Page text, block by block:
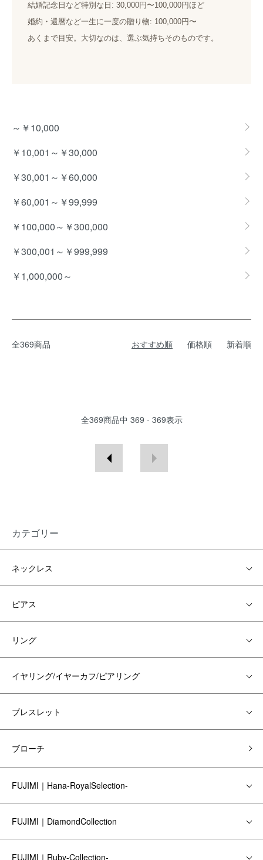
結婚記念日など特別な日: 30,000円〜100,000円ほど
婚約・還暦など一生に一度の贈り物: 100,000円〜
あくまで目安。大切なのは、選ぶ気持ちそのものです。
グループ一覧
～￥10,000
￥10,001～￥30,000
￥30,001～￥60,000
￥60,001～￥99,999
￥100,000～￥300,000
￥300,001～￥999,999
￥1,000,000～
全369商品 おすすめ順 価格順 新着順
全369商品中 369 - 369表示
カテゴリー
ネックレス
ピアス
リング
イヤリング/イヤーカフ/ピアリング
ブレスレット
ブローチ
FUJIMI｜Hana-RoyalSelection-
FUJIMI｜DiamondCollection
FUJIMI｜Ruby-Collection-